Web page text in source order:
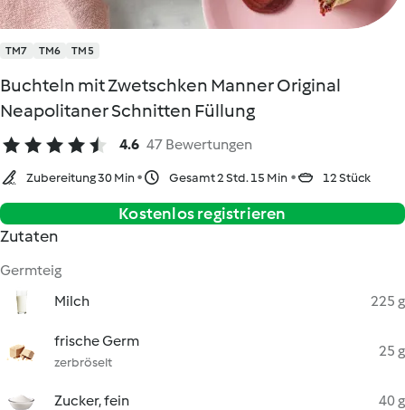
TM7 TM6 TM5
Buchteln mit Zwetschken Manner Original
Neapolitaner Schnitten Füllung
4.6 47 Bewertungen
Zubereitung 30 Min Gesamt 2 Std. 15 Min 12 Stück
Kostenlos registrieren
Zutaten
Germteig
Milch
225 g
frische Germ
zerbröselt
25 g
Zucker, fein 40 g